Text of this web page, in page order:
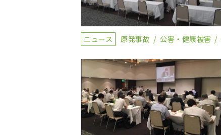
ニュース 原発事故 公害・健康被害